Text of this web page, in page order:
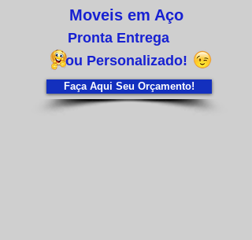
Moveis em Aço
Pronta Entrega
ou Personalizado!
Faça Aqui Seu Orçamento!